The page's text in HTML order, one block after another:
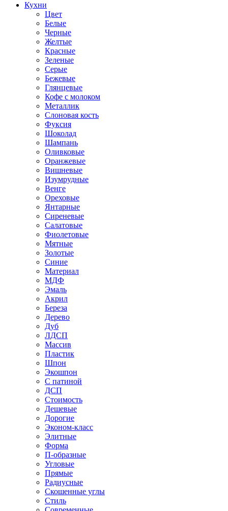
Кухни
Цвет
Белые
Черные
Желтые
Красные
Зеленые
Серые
Бежевые
Глянцевые
Кофе с молоком
Металлик
Слоновая кость
Фуксия
Шоколад
Шампань
Оливковые
Оранжевые
Вишневые
Изумрудные
Венге
Ореховые
Янтарные
Сиреневые
Салатовые
Фиолетовые
Мятные
Золотые
Синие
Материал
МДФ
Эмаль
Акрил
Береза
Дерево
Дуб
ЛДСП
Массив
Пластик
Шпон
Экошпон
С патиной
ДСП
Стоимость
Дешевые
Дорогие
Эконом-класс
Элитные
Форма
П-образные
Угловые
Прямые
Радиусные
Скошенные углы
Стиль